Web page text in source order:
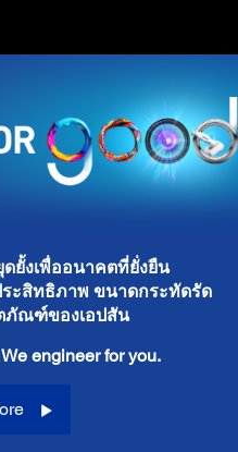
ยั้งเพื่ออนาคตที่ยั่งยืน
ระสิทธิภาพ ขนาดกระทัดรัด
ภัณฑ์ของเอปสัน
engineer for you.